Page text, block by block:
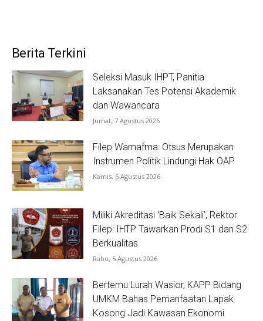
Berita Terkini
Seleksi Masuk IHPT, Panitia
Laksanakan Tes Potensi Akademik
dan Wawancara
Jumat, 7 Agustus 2026
Filep Wamafma: Otsus Merupakan
Instrumen Politik Lindungi Hak OAP
Kamis, 6 Agustus 2026
Miliki Akreditasi ‘Baik Sekali’, Rektor
Filep: IHTP Tawarkan Prodi S1 dan S2
Berkualitas
Rabu, 5 Agustus 2026
Bertemu Lurah Wasior, KAPP Bidang
UMKM Bahas Pemanfaatan Lapak
Kosong Jadi Kawasan Ekonomi